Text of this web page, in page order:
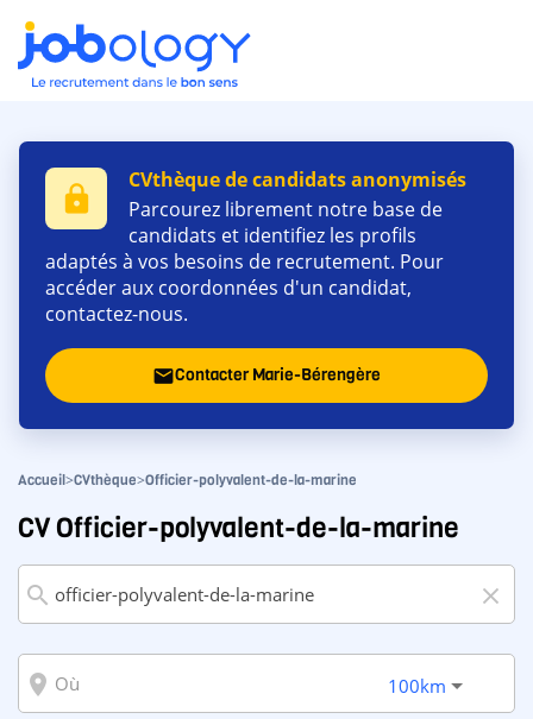
lock
CVthèque de candidats anonymisés
Parcourez librement notre base de
candidats et identifiez les profils
adaptés à vos besoins de recrutement. Pour
accéder aux coordonnées d'un candidat,
contactez-nous.
emailContacter Marie-Bérengère
Accueil>CVthèque>Officier-polyvalent-de-la-marine
CV Officier-polyvalent-de-la-marine
search close
room 100km